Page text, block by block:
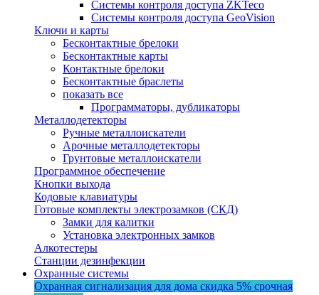
Системы контроля доступа ZKTeco
Системы контроля доступа GeoVision
Ключи и карты
Бесконтактные брелоки
Бесконтактные карты
Контактные брелоки
Бесконтактные браслеты
показать все
Программаторы, дубликаторы
Металлодетекторы
Ручные металлоискатели
Арочные металлодетекторы
Грунтовые металлоискатели
Программное обеспечение
Кнопки выхода
Кодовые клавиатуры
Готовые комплекты электрозамков (СКД)
Замки для калитки
Установка электронных замков
Алкотестеры
Станции дезинфекции
Охранные системы
Охранная сигнализация для дома скидка 5% срочная